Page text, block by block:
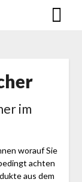
im
worauf Sie
achten
aus dem